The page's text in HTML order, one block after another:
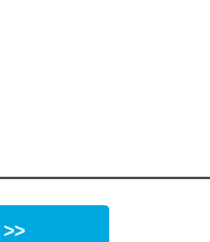
>>